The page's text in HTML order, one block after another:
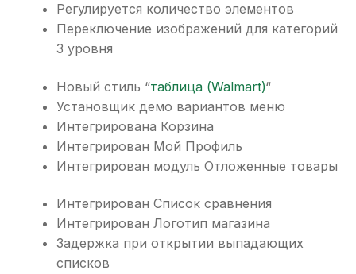
Регулируется количество элементов
Переключение изображений для категорий
3 уровня
Новый стиль “таблица (Walmart)“
Установщик демо вариантов меню
Интегрирована Корзина
Интегрирован Мой Профиль
Интегрирован модуль Отложенные товары
Интегрирован Список сравнения
Интегрирован Логотип магазина
Задержка при открытии выпадающих
списков